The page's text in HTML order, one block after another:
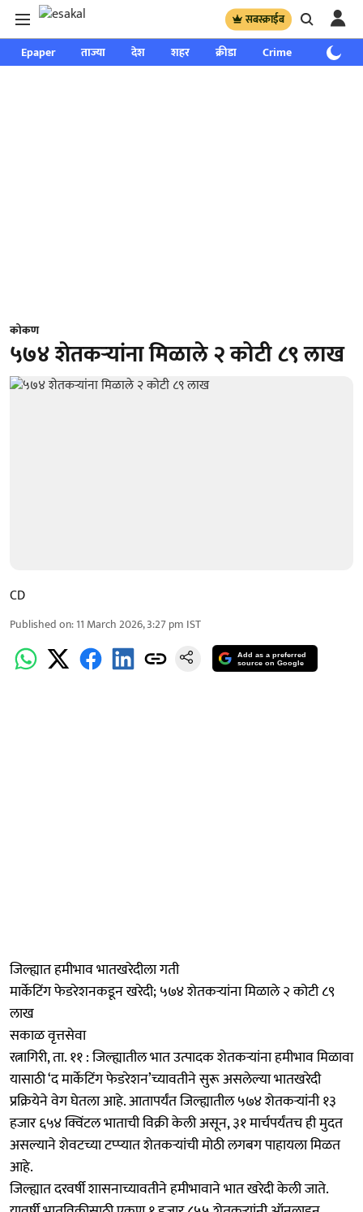
सबस्क्राईब
Epaper ताज्या देश शहर क्रीडा Crime साप्ताहिक
कोकण
५७४ शेतकऱ्यांना मिळाले २ कोटी ८९ लाख
CD
Published on:11 March 2026, 3:27 pm IST
Add as a preferred
source on Google
जिल्ह्यात हमीभाव भातखरेदीला गती
मार्केटिंग फेडरेशनकडून खरेदी; ५७४ शेतकऱ्यांना मिळाले २ कोटी ८९
लाख
सकाळ वृत्तसेवा
रत्नागिरी, ता. ११ : जिल्ह्यातील भात उत्पादक शेतकऱ्यांना हमीभाव मिळावा
यासाठी ‘द मार्केटिंग फेडरेशन’च्यावतीने सुरू असलेल्या भातखरेदी
प्रक्रियेने वेग घेतला आहे. आतापर्यंत जिल्ह्यातील ५७४ शेतकऱ्यांनी १३
हजार ६५४ क्विंटल भाताची विक्री केली असून, ३१ मार्चपर्यंतच ही मुदत
असल्याने शेवटच्या टप्प्यात शेतकऱ्यांची मोठी लगबग पाहायला मिळत
आहे.
जिल्ह्यात दरवर्षी शासनाच्यावतीने हमीभावाने भात खरेदी केली जाते.